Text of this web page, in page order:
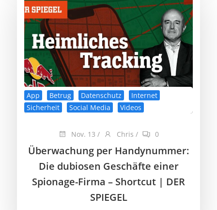
App Betrug Datenschutz
Internet
Sicherheit
Social Media Videos
Nov. 13 / Chris / 0
Überwachung per Handynummer:
Die dubiosen Geschäfte einer
Spionage-Firma – Shortcut | DER
SPIEGEL